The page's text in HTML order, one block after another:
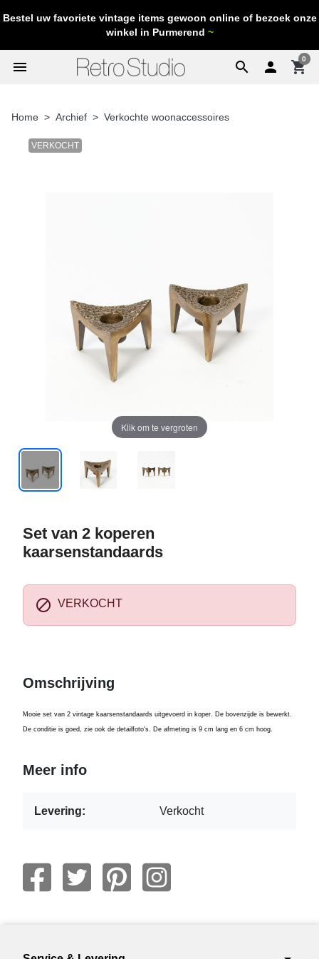
Bestel uw favoriete vintage items gewoon online of bezoek onze
winkel in Purmerend ~
search
menu  shopping_cart
0
Home Archief Verkochte woonaccessoires
VERKOCHT
Klik om te vergroten
Set van 2 koperen
kaarsenstandaards
 VERKOCHT
Omschrijving
Mooie set van 2 vintage kaarsenstandaards uitgevoerd in koper. De bovenzijde is bewerkt.
De conditie is goed, zie ook de detailfoto's. De afmeting is 9 cm lang en 6 cm hoog.
Meer info
Levering: Verkocht